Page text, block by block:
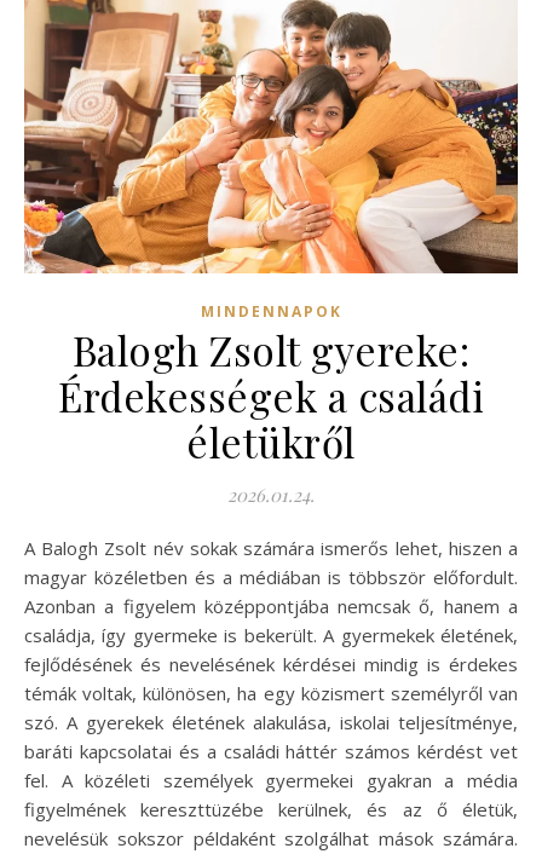
MINDENNAPOK
Balogh Zsolt gyereke:
Érdekességek a családi
életükről
2026.01.24.
A Balogh Zsolt név sokak számára ismerős lehet, hiszen a
magyar közéletben és a médiában is többször előfordult.
Azonban a figyelem középpontjába nemcsak ő, hanem a
családja, így gyermeke is bekerült. A gyermekek életének,
fejlődésének és nevelésének kérdései mindig is érdekes
témák voltak, különösen, ha egy közismert személyről van
szó. A gyerekek életének alakulása, iskolai teljesítménye,
baráti kapcsolatai és a családi háttér számos kérdést vet
fel. A közéleti személyek gyermekei gyakran a média
figyelmének kereszttüzébe kerülnek, és az ő életük,
nevelésük sokszor példaként szolgálhat mások számára.